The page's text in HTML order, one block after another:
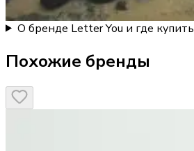
О бренде Letter You и где купить
Похожие бренды